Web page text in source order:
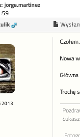
jorge.martinez
2013
Czołem.
Nowa
Trochę